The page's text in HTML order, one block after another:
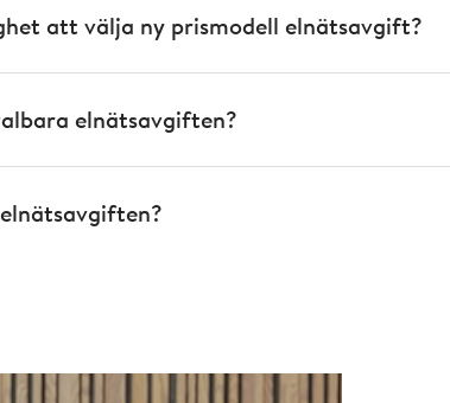
att välja ny prismodell elnätsavgift?
elnätsavgiften?